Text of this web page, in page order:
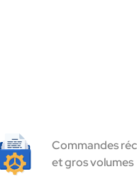
Commandes
et gros volumes